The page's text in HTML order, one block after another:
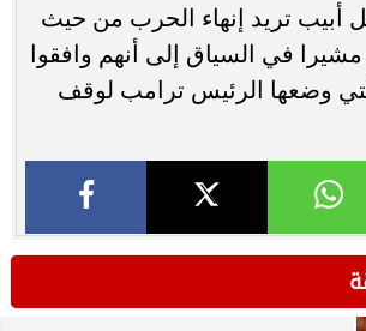
أبيب تريد إنهاء الحرب من حيث
في السياق إلى أنهم وافقوا
وضعها الرئيس ترامب لوقف